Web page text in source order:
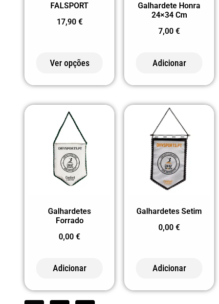
FALSPORT
17,90 €
Ver opções
Galhardete Honra
24×34 Cm
7,00 €
Adicionar
Galhardetes
Forrado
0,00 €
Adicionar
Galhardetes Setim
0,00 €
Adicionar